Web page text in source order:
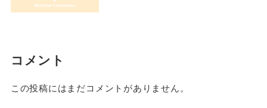
コメント
この投稿にはまだコメントがありません。